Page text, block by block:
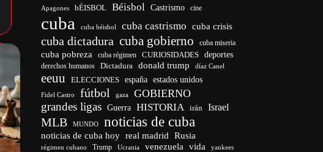
Apagones bÉISBOL Béisbol Castrismo cine
cuba cuba béisbol cuba castrismo cuba crisis
cuba dictadura cuba gobierno cuba miseria
cuba pobreza cuba régimen CURIOSIDADES deportes
derechos humanos Dictadura donald trump díaz Canel
eeuu ELECCIONES españa estados unidos
Fidel Castro fútbol gaza GOBIERNO
grandes ligas Guerra HISTORIA irán Israel
MLB MUNDO noticias de cuba
noticias de cuba hoy real madrid Rusia
régimen cubano Trump Ucrania venezuela vida yankees